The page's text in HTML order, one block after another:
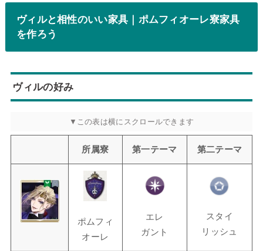
ヴィルと相性のいい家具｜ポムフィオーレ寮家具
を作ろう
ヴィルの好み
所属寮 第一テーマ 第二テーマ
ポムフィ
オーレ
エレ
ガント
スタイ
リッシュ